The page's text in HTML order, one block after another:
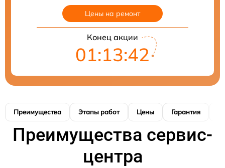
Цены на ремонт
Конец акции
01:13:41
Преимущества Этапы работ Цены Гарантия
Преимущества сервис-
центра